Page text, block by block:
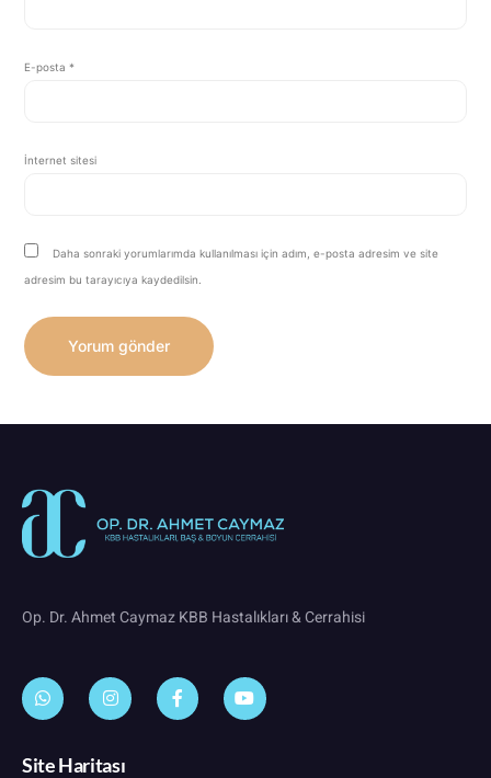
E-posta *
İnternet sitesi
Daha sonraki yorumlarımda kullanılması için adım, e-posta adresim ve site
adresim bu tarayıcıya kaydedilsin.
Op. Dr. Ahmet Caymaz KBB Hastalıkları & Cerrahisi
Site Haritası